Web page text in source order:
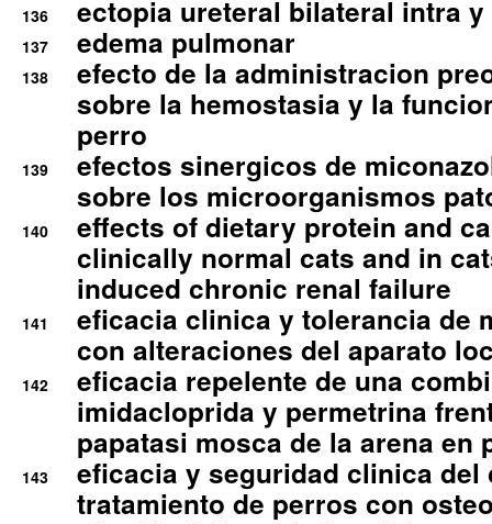
136 ectopia ureteral bilateral intra
137 edema pulmonar
138
efecto de la administracion
sobre la hemostasia y la
perro
139
efectos sinergicos de
sobre los microorganismos
140
effects of dietary protein and
clinically normal cats and in
induced chronic renal failure
141
eficacia clinica y tolerancia de
con alteraciones del aparato
142
eficacia repelente de una
imidacloprida y permetrina
papatasi mosca de la arena en
143
eficacia y seguridad clinica del
tratamiento de perros con